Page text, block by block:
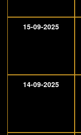
15-09-2025
14-09-2025